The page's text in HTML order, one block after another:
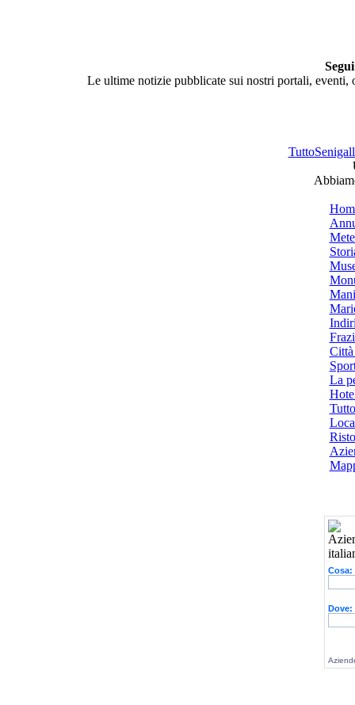
Le ultime notizie pubblicate sui nostri portali,
Città
La
Cosa:
Dove: